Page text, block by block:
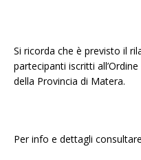
Si ricorda che è previsto il
partecipanti iscritti
della Provincia di Matera.
Per info e dettagli